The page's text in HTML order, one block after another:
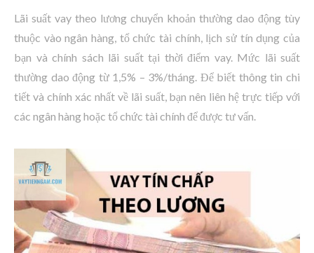
Lãi suất vay theo lương chuyển khoản thường dao động tùy
thuộc vào ngân hàng, tổ chức tài chính, lịch sử tín dụng của
bạn và chính sách lãi suất tại thời điểm vay. Mức lãi suất
thường dao động từ 1,5% – 3%/tháng. Để biết thông tin chi
tiết và chính xác nhất về lãi suất, bạn nên liên hệ trực tiếp với
các ngân hàng hoặc tổ chức tài chính để được tư vấn.